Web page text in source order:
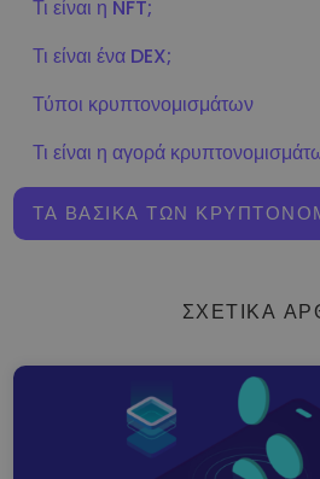
Τι είναι η NFT;
Τι είναι ένα DEX;
Τύποι κρυπτονομισμάτων
Τι είναι η αγορά
ΤΑ ΒΑΣΙΚΆ ΤΩΝ
ΣΧΕΤΙΚΆ